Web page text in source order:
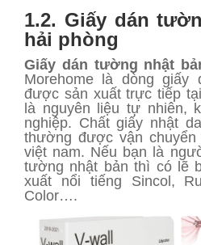
1.2. Giấy dán
hải phòng
Giấy dán tường nhật
Morehome là dòng giấy
được sản xuất trực tiếp
là nguyên liệu tự nhiên,
nghiệp. Chất giấy nhật
thường được vận
việt nam. Nếu bạn là
tường nhật bản thì có lẽ
xuất nổi tiếng Sincol,
Color….